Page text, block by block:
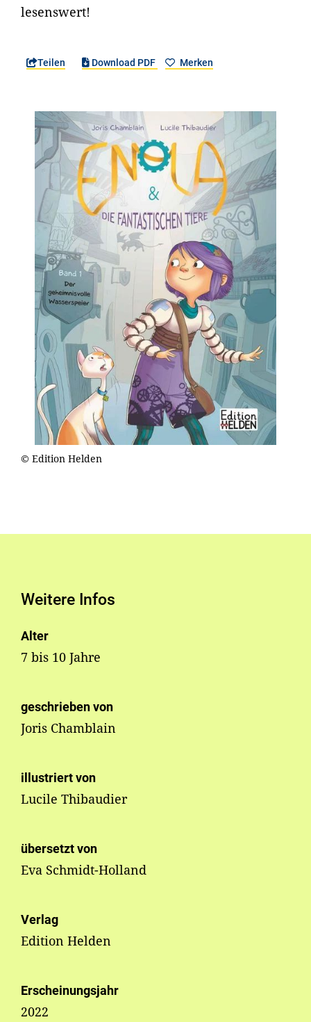
lesenswert!
Teilen Download PDF Merken
© Edition Helden
Weitere Infos
Alter
7 bis 10 Jahre
geschrieben von
Joris Chamblain
illustriert von
Lucile Thibaudier
übersetzt von
Eva Schmidt-Holland
Verlag
Edition Helden
Erscheinungsjahr
2022